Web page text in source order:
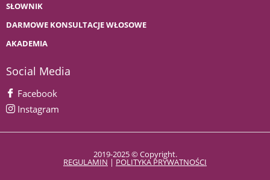
SŁOWNIK
DARMOWE KONSULTACJE WŁOSOWE
AKADEMIA
Social Media
Facebook
Instagram
2019-2025 © Copyright.
REGULAMIN | POLITYKA PRYWATNOŚCI